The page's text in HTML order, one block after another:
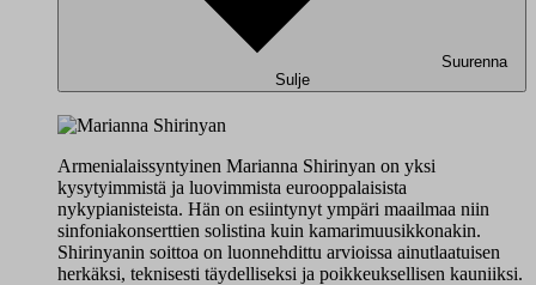
Suurenna
Sulje
Armenialaissyntyinen Marianna Shirinyan on yksi
kysytyimmistä ja luovimmista eurooppalaisista
nykypianisteista. Hän on esiintynyt ympäri maailmaa niin
sinfoniakonserttien solistina kuin kamarimuusikkonakin.
Shirinyanin soittoa on luonnehdittu arvioissa ainutlaatuisen
herkäksi, teknisesti täydelliseksi ja poikkeuksellisen kauniiksi.